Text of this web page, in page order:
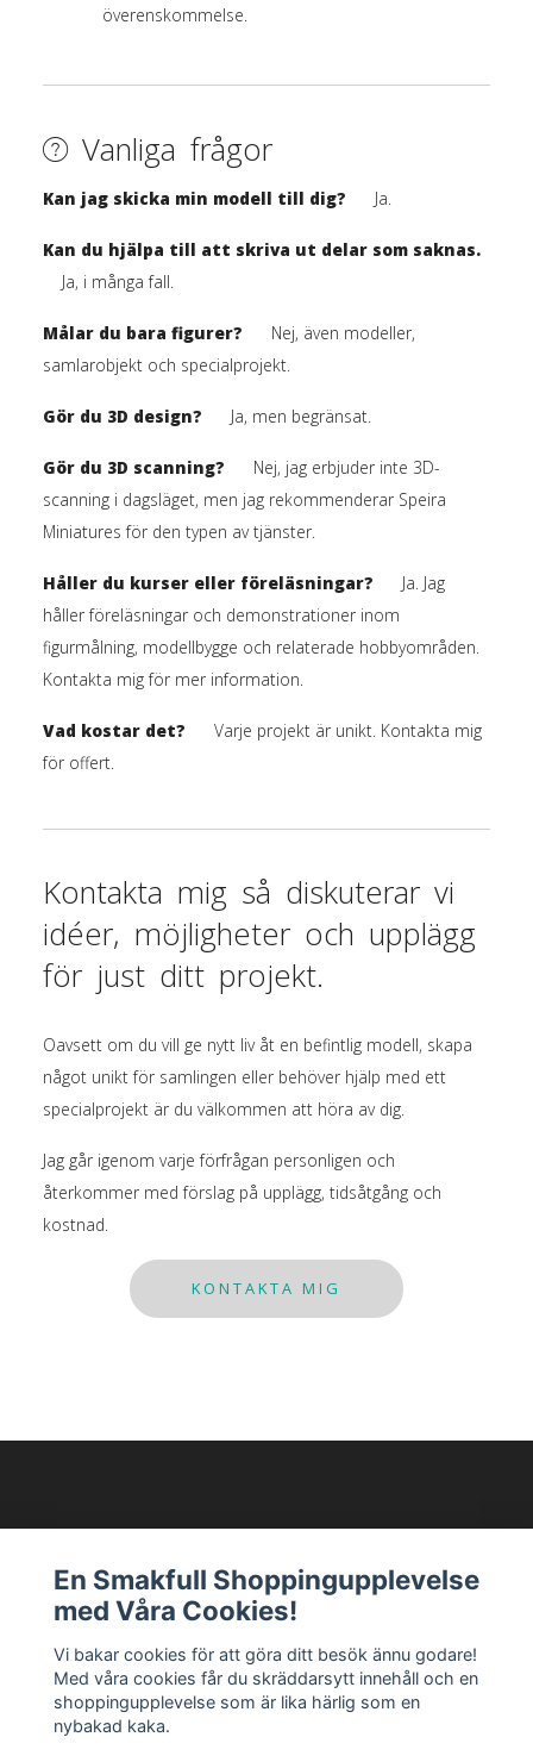
överenskommelse.
Vanliga frågor
Kan jag skicka min modell till dig? Ja.
Kan du hjälpa till att skriva ut delar som saknas.
Ja, i många fall.
Målar du bara figurer? Nej, även modeller,
samlarobjekt och specialprojekt.
Gör du 3D design? Ja, men begränsat.
Gör du 3D scanning? Nej, jag erbjuder inte 3D-
scanning i dagsläget, men jag rekommenderar Speira
Miniatures för den typen av tjänster.
Håller du kurser eller föreläsningar? Ja. Jag
håller föreläsningar och demonstrationer inom
figurmålning, modellbygge och relaterade hobbyområden.
Kontakta mig för mer information.
Vad kostar det? Varje projekt är unikt. Kontakta mig
för offert.
Kontakta mig så diskuterar vi
idéer, möjligheter och upplägg
för just ditt projekt.
Oavsett om du vill ge nytt liv åt en befintlig modell, skapa
något unikt för samlingen eller behöver hjälp med ett
specialprojekt är du välkommen att höra av dig.
Jag går igenom varje förfrågan personligen och
återkommer med förslag på upplägg, tidsåtgång och
kostnad.
KONTAKTA MIG
Läs mer
Sociala medier
En Smakfull Shoppingupplevelse
med Våra Cookies!
Vi bakar cookies för att göra ditt besök ännu godare!
Med våra cookies får du skräddarsytt innehåll och en
shoppingupplevelse som är lika härlig som en
nybakad kaka.